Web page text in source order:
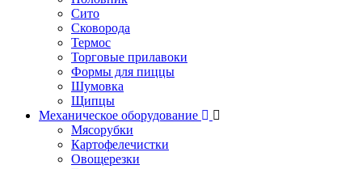
Сито
Сковорода
Термос
Торговые прилавоки
Формы для пиццы
Шумовка
Щипцы
Механическое оборудование
Мясорубки
Картофелечистки
Овощерезки